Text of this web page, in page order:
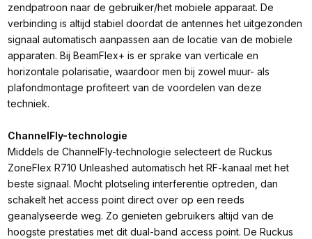
zendpatroon naar de gebruiker/het mobiele apparaat. De
verbinding is altijd stabiel doordat de antennes het uitgezonden
signaal automatisch aanpassen aan de locatie van de mobiele
apparaten. Bij BeamFlex+ is er sprake van verticale en
horizontale polarisatie, waardoor men bij zowel muur- als
plafondmontage profiteert van de voordelen van deze
techniek.
ChannelFly-technologie
Middels de ChannelFly-technologie selecteert de Ruckus
ZoneFlex R710 Unleashed automatisch het RF-kanaal met het
beste signaal. Mocht plotseling interferentie optreden, dan
schakelt het access point direct over op een reeds
geanalyseerde weg. Zo genieten gebruikers altijd van de
hoogste prestaties met dit dual-band access point. De Ruckus